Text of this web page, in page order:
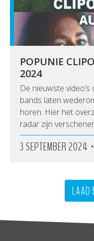
POPUNIE
2024
De nieuwste
bands laten
horen. Hier het
radar zijn
3 SEPTEMBER 2024 •
LAAD